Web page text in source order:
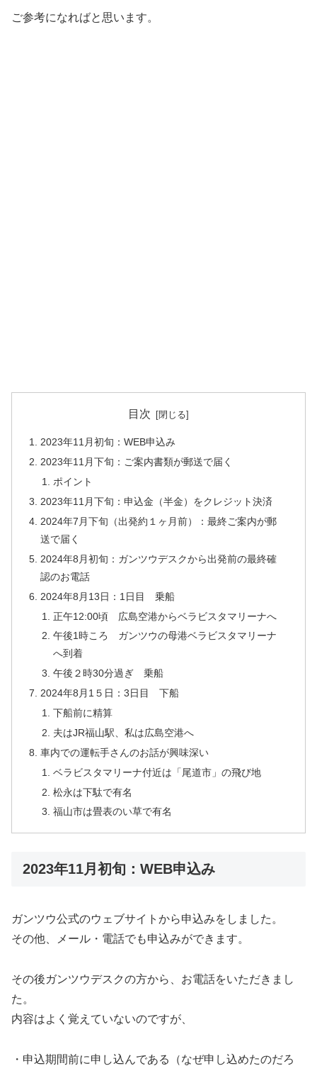
ご参考になればと思います。
目次
2023年11月初旬：WEB申込み
2023年11月下旬：ご案内書類が郵送で届く
ポイント
2023年11月下旬：申込金（半金）をクレジット決済
2024年7月下旬（出発約１ヶ月前）：最終ご案内が郵
送で届く
2024年8月初旬：ガンツウデスクから出発前の最終確
認のお電話
2024年8月13日：1日目 乗船
正午12:00頃 広島空港からベラビスタマリーナへ
午後1時ころ ガンツウの母港ベラビスタマリーナ
へ到着
午後２時30分過ぎ 乗船
2024年8月1５日：3日目 下船
下船前に精算
夫はJR福山駅、私は広島空港へ
車内での運転手さんのお話が興味深い
ベラビスタマリーナ付近は「尾道市」の飛び地
松永は下駄で有名
福山市は畳表のい草で有名
2023年11月初旬：WEB申込み
ガンツウ公式のウェブサイトから申込みをしました。
その他、メール・電話でも申込みができます。
その後ガンツウデスクの方から、お電話をいただきまし
た。
内容はよく覚えていないのですが、
・申込期間前に申し込んである（なぜ申し込めたのだろ